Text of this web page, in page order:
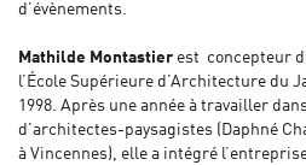
d’évènements.
Mathilde Montastierest concepteur
l’École Supérieure d’Architecture du
1998. Après une année à travailler
d’architectes-paysagistes (Daphné
à Vincennes), elle a intégré